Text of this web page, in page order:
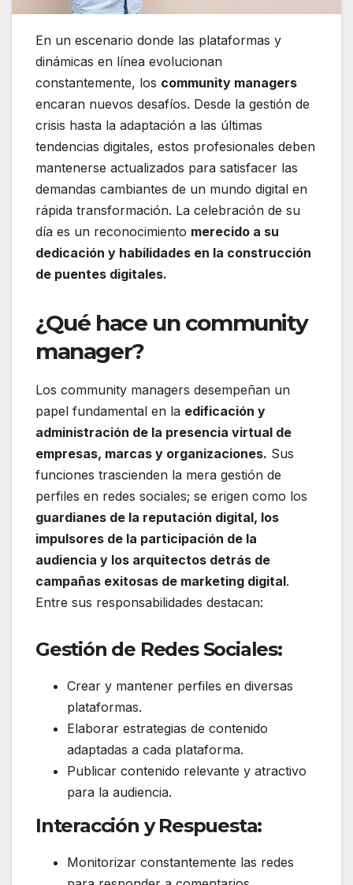
En un escenario donde las plataformas y
dinámicas en línea evolucionan
constantemente, los community managers
encaran nuevos desafíos. Desde la gestión de
crisis hasta la adaptación a las últimas
tendencias digitales, estos profesionales deben
mantenerse actualizados para satisfacer las
demandas cambiantes de un mundo digital en
rápida transformación. La celebración de su
día es un reconocimiento merecido a su
dedicación y habilidades en la construcción
de puentes digitales.
¿Qué hace un community
manager?
Los community managers desempeñan un
papel fundamental en la edificación y
administración de la presencia virtual de
empresas, marcas y organizaciones. Sus
funciones trascienden la mera gestión de
perfiles en redes sociales; se erigen como los
guardianes de la reputación digital, los
impulsores de la participación de la
audiencia y los arquitectos detrás de
campañas exitosas de marketing digital.
Entre sus responsabilidades destacan:
Gestión de Redes Sociales:
Crear y mantener perfiles en diversas
plataformas.
Elaborar estrategias de contenido
adaptadas a cada plataforma.
Publicar contenido relevante y atractivo
para la audiencia.
Interacción y Respuesta:
Monitorizar constantemente las redes